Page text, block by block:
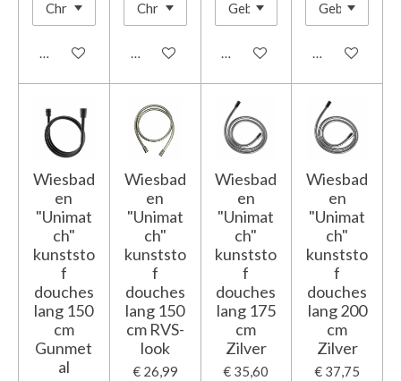
In winkelwagen In winkelwagenIn winkelwagenIn
Wiesbad
en
"Unimat
ch"
kunststo
f
douches
lang 150
cm
Gunmet
al
Wiesbad
en
"Unimat
ch"
kunststo
f
douches
lang 150
cm RVS-
look
€ 26,99
Wiesbad
en
"Unimat
ch"
kunststo
f
douches
lang 175
cm
Zilver
€ 35,60
Wiesbad
en
"Unimat
ch"
kunststo
f
douches
lang 200
cm
Zilver
€ 37,75